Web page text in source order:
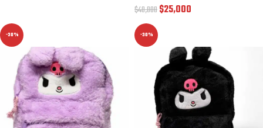
$40,000$25,000
-30% -30%